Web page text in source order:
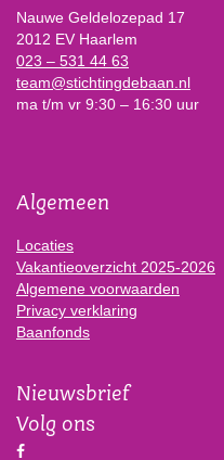
Nauwe Geldelozepad 17
2012 EV Haarlem
023 – 531 44 63
team@stichtingdebaan.nl
ma t/m vr 9:30 – 16:30 uur
Algemeen
Locaties
Vakantieoverzicht 2025-2026
Algemene voorwaarden
Privacy verklaring
Baanfonds
Nieuwsbrief
Volg ons